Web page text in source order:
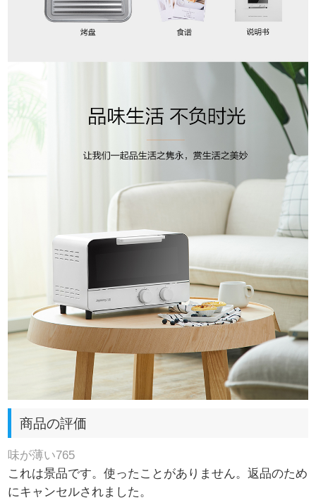
商品の評価
味が薄い765
これは景品です。使ったことがありません。返品のため
にキャンセルされました。